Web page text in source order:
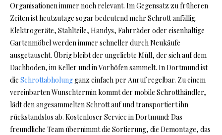
Organisationen immer noch relevant. Im Gegensatz zu früheren
Zeiten ist heutzutage sogar bedeutend mehr Schrott anfällig.
Elektrogeräte, Stahlteile, Handys, Fahrräder oder eisenhaltige
Gartenmöbel werden immer schneller durch Neukäufe
ausgetauscht. Übrig bleibt der ungeliebte Müll, der sich auf dem
Dachboden, im Keller und in Vorhöfen sammelt. In Dortmund ist
die Schrottabholung ganz einfach per Anruf regelbar. Zu einem
vereinbarten Wunschtermin kommt der mobile Schrotthändler,
lädt den angesammelten Schrott auf und transportiert ihn
rückstandslos ab. Kostenloser Service in Dortmund: Das
freundliche Team übernimmt die Sortierung, die Demontage, das